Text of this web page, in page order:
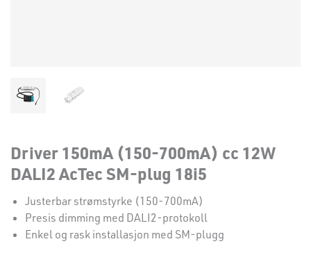
Driver 150mA (150-700mA) cc 12W
DALI2 AcTec SM-plug 18i5
Justerbar strømstyrke (150-700mA)
Presis dimming med DALI2-protokoll
Enkel og rask installasjon med SM-plugg